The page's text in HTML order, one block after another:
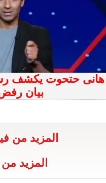
هانى حتحوت يكشف
بيان رفض
المزيد من
المزيد